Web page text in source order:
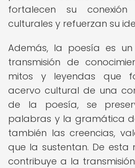
fortalecen su
culturales y refuerzan su
Además, la poesía es
transmisión de
mitos y leyendas que
acervo cultural de una
de la poesía, se
palabras y la gramática
también las creencias,
que la sustentan. De esta
contribuye a la